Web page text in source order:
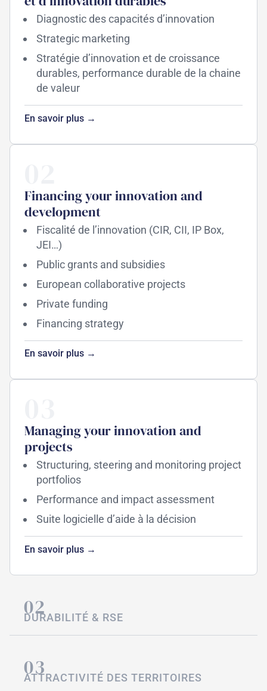
02
DURABILITÉ & RSE
03
ATTRACTIVITÉ DES TERRITOIRES
Diagnostic des capacités d’innovation
Strategic marketing
Stratégie d’innovation et de croissance
durables, performance durable de la chaine
de valeur
En savoir plus →
Financing your innovation and
development
Fiscalité de l’innovation (CIR, CII, IP Box,
JEI…)
Public grants and subsidies
European collaborative projects
Private funding
Financing strategy
En savoir plus →
Managing your innovation and
projects
Structuring, steering and monitoring project
portfolios
Performance and impact assessment
Suite logicielle d’aide à la décision
En savoir plus →